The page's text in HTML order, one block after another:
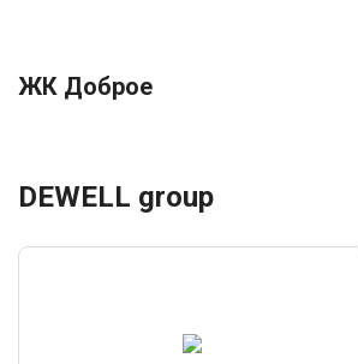
ЖК Доброе
DEWELL group